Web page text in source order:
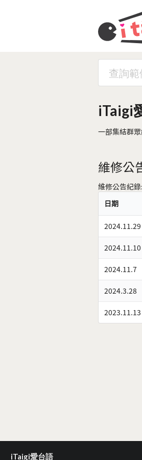
iTaigi
一部集結群
維修公
維修公告紀錄:
日期
2024.11.29
2024.11.10
2024.11.7
2024.3.28
2023.11.13
iTaigi愛台語